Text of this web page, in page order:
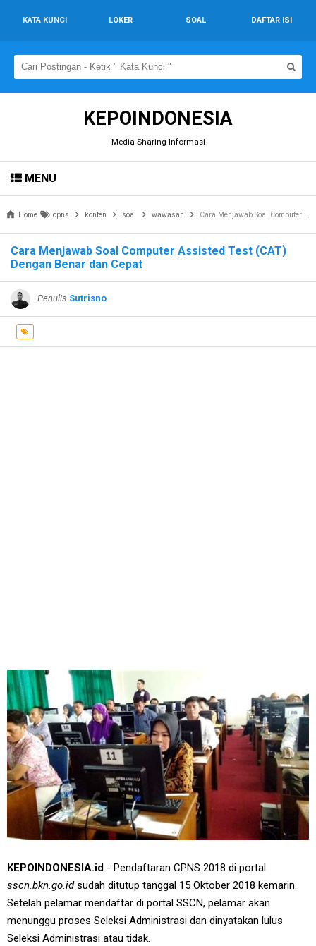
KATA KUNCI LOKER SOAL DAFTAR ISI
KEPOINDONESIA
Media Sharing Informasi
MENU
Home cpns konten soal wawasan Cara Menjawab Soal Computer Assisted Test (CAT) Dengan Benar dan Cepat
Cara Menjawab Soal Computer Assisted Test (CAT)
Dengan Benar dan Cepat
Penulis Sutrisno
KEPOINDONESIA.id - Pendaftaran CPNS 2018 di portal
sscn.bkn.go.idsudah ditutup tanggal 15 Oktober 2018 kemarin.
Setelah pelamar mendaftar di portal SSCN, pelamar akan
menunggu proses Seleksi Administrasi dan dinyatakan lulus
Seleksi Administrasi atau tidak.